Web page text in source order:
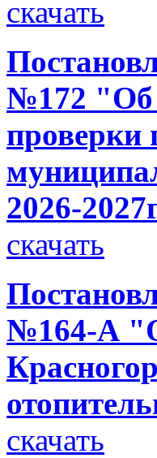
скачать
№172 "Об
проверки
2026-
скачать
№164-А
скачать